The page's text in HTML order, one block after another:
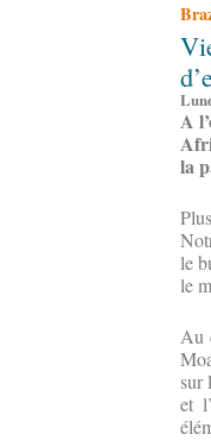
A
la
le
le
Au
sur
et